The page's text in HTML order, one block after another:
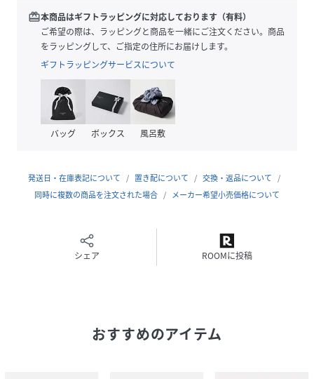
こちらのファブリックミストには、インテリアとしても楽し
んでいただくために、貝殻が別で付属します。
貝殻を液体の中へ入れて、スプレーを使用される場合は以下
の注意点がございます。
※貝殻を液体へ入れられますと貝殻の色味が液体に移ります
ので、ご了承のうえで入れください。
※貝殻を入れられた場合は、ルームミストとして空間へご使
は避けてください。
クセントに香る
Fragrance Type : ウッディアンバー
redeem本商品はギフトラッピングに対応しております（有料）
ご希望の際は、ラッピングと商品を一緒にご注文ください。商品
をラッピングして、ご指定の住所にお届けします。
ギフトラッピングサービスについて
バッグ ボックス 風呂敷
発送日・在庫表記について 置き配について
交換・返品について
同時に複数の商品を注文された場合
メーカー希望小売価格について
シェア ROOMに投稿
おすすめのアイテム